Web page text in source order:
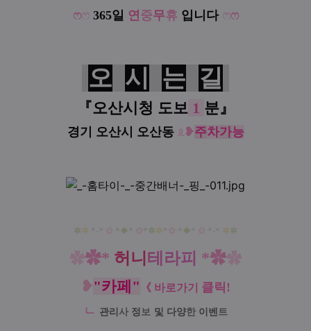
ෆෆ365일 연 중무휴 입니다 ෆෆ
오 시 는 길
『오산시청 도보 1 분』
경기 오산시 오산동 ᦸ❥주차가능
✲✲ ❖ ✲✲ ❖ ✲✲
✿✿* 허니 테라피 *✿✿
❥"카페" 《 바로가기
클릭!
ㄴ 관리 사 정보 및 다양한 이벤트